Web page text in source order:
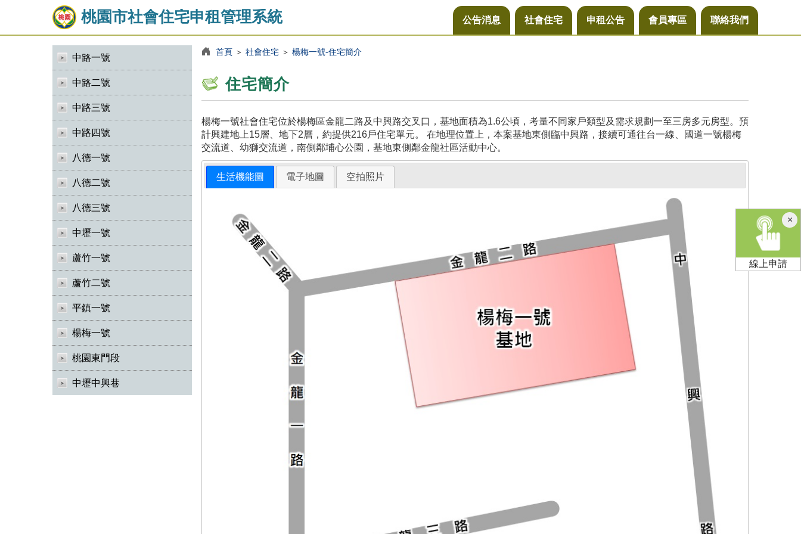
桃園市社會住宅申租管理系統 公告消息 社會住宅 申租公告 會員專區 聯絡我們
中路一號
中路二號
中路三號
中路四號
八德一號
八德二號
八德三號
中壢一號
蘆竹一號
蘆竹二號
平鎮一號
楊梅一號
桃園東門段
中壢中興巷
首頁＞ 社會住宅＞ 楊梅一號-住宅簡介
住宅簡介
楊梅一號社會住宅位於楊梅區金龍二路及中興路交叉口，基地面積為1.6公頃，考量不同家戶類型及需求規劃一至三房多元房型。預
計興建地上15層、地下2層，約提供216戶住宅單元。 在地理位置上，本案基地東側臨中興路，接續可通往台一線、國道一號楊梅
交流道、幼獅交流道，南側鄰埔心公園，基地東側鄰金龍社區活動中心。
生活機能圖 電子地圖 空拍照片
×關
閉
線上申請